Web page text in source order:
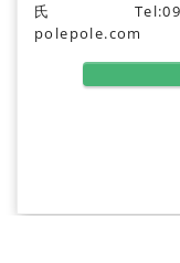
氏
Tel:0942-
polepole.com